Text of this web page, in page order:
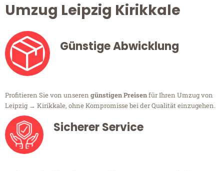
Umzug Leipzig Kirikkale
Günstige Abwicklung
Profitieren Sie von unseren günstigen Preisenfür Ihren Umzug von
Leipzig → Kirikkale, ohne Kompromisse bei der Qualität einzugehen.
Sicherer Service